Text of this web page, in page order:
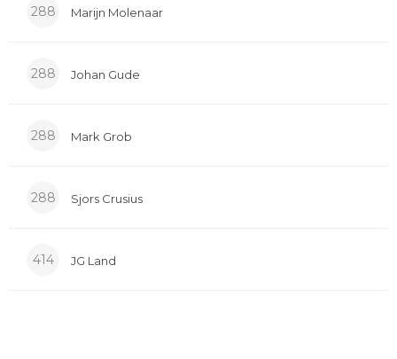
288 Marijn Molenaar
288 Johan Gude
288 Mark Grob
288 Sjors Crusius
414 JG Land